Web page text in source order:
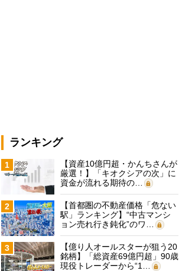
ランキング
1
【資産10億円超・かんちさんが
厳選！】「キオクシアの次」に
資金が流れる期待の…
2
【首都圏の不動産価格「危ない
駅」ランキング】“中古マンシ
ョン売れ行き鈍化”のワ…
3
【億り人オールスターが狙う20
銘柄】「総資産69億円超」90歳
現役トレーダーから“1…